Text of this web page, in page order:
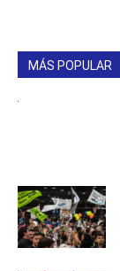
MÁS POPULAR